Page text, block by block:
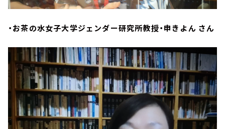
・お茶の水女子大学ジェンダー研究所教授・申きよん さん